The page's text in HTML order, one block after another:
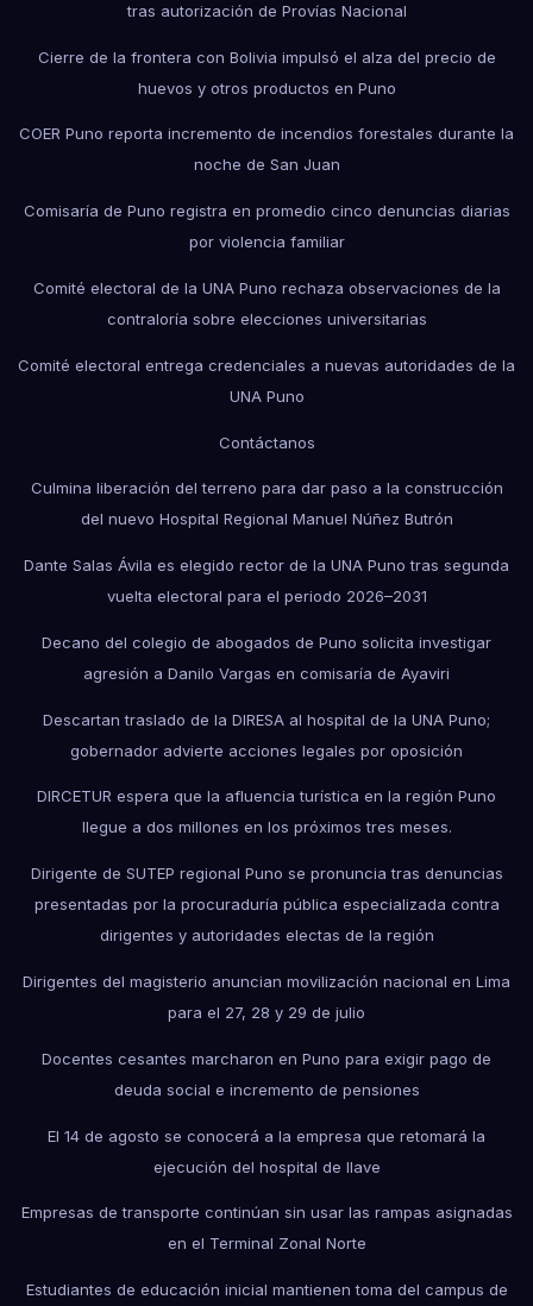
tras autorización de Provías Nacional
Cierre de la frontera con Bolivia impulsó el alza del precio de
huevos y otros productos en Puno
COER Puno reporta incremento de incendios forestales durante la
noche de San Juan
Comisaría de Puno registra en promedio cinco denuncias diarias
por violencia familiar
Comité electoral de la UNA Puno rechaza observaciones de la
contraloría sobre elecciones universitarias
Comité electoral entrega credenciales a nuevas autoridades de la
UNA Puno
Contáctanos
Culmina liberación del terreno para dar paso a la construcción
del nuevo Hospital Regional Manuel Núñez Butrón
Dante Salas Ávila es elegido rector de la UNA Puno tras segunda
vuelta electoral para el periodo 2026–2031
Decano del colegio de abogados de Puno solicita investigar
agresión a Danilo Vargas en comisaría de Ayaviri
Descartan traslado de la DIRESA al hospital de la UNA Puno;
gobernador advierte acciones legales por oposición
DIRCETUR espera que la afluencia turística en la región Puno
llegue a dos millones en los próximos tres meses.
Dirigente de SUTEP regional Puno se pronuncia tras denuncias
presentadas por la procuraduría pública especializada contra
dirigentes y autoridades electas de la región
Dirigentes del magisterio anuncian movilización nacional en Lima
para el 27, 28 y 29 de julio
Docentes cesantes marcharon en Puno para exigir pago de
deuda social e incremento de pensiones
El 14 de agosto se conocerá a la empresa que retomará la
ejecución del hospital de Ilave
Empresas de transporte continúan sin usar las rampas asignadas
en el Terminal Zonal Norte
Estudiantes de educación inicial mantienen toma del campus de